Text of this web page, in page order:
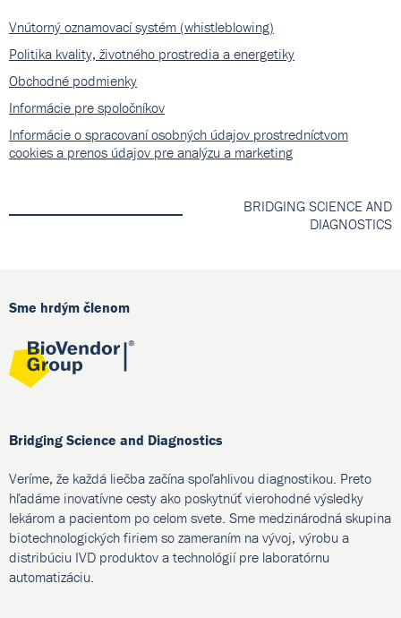
Vnútorný oznamovací systém (whistleblowing)
Politika kvality, životného prostredia a energetiky
Obchodné podmienky
Informácie pre spoločníkov
Informácie o spracovaní osobných údajov prostredníctvom
cookies a prenos údajov pre analýzu a marketing
BRIDGING SCIENCE AND
DIAGNOSTICS
Sme hrdým členom
Bridging Science and Diagnostics
Veríme, že každá liečba začína spoľahlivou diagnostikou. Preto
hľadáme inovatívne cesty ako poskytnúť vierohodné výsledky
lekárom a pacientom po celom svete. Sme medzinárodná skupina
biotechnologických firiem so zameraním na vývoj, výrobu a
distribúciu IVD produktov a technológií pre laboratórnu
automatizáciu.